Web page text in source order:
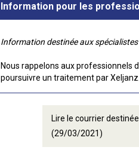
Information pour les
Information destinée aux
Nous rappelons aux professionnels
poursuivre un traitement par Xeljanz.
Lire le courrier
(29/03/2021)